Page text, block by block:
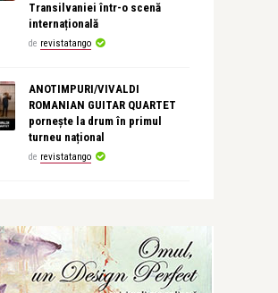
Transilvaniei într-o scenă
internațională
de revistatango
ANOTIMPURI/VIVALDI
ROMANIAN GUITAR QUARTET
pornește la drum în primul
turneu național
de revistatango